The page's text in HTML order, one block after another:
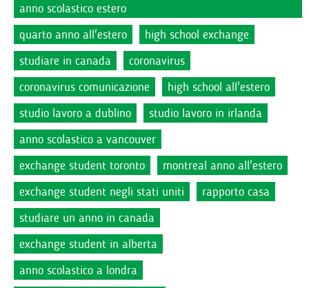
anno scolastico estero
quarto anno all'estero
high school exchange
studiare in canada
coronavirus
coronavirus comunicazione
high school all'estero
studio lavoro a dublino
studio lavoro in irlanda
anno scolastico a vancouver
exchange student toronto
montreal anno all'estero
exchange student negli stati uniti
rapporto casa
studiare un anno in canada
exchange student in alberta
anno scolastico a londra